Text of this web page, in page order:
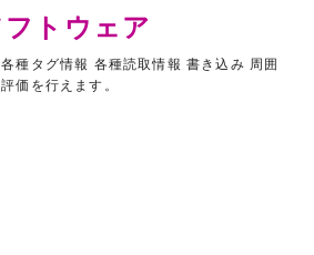
トウェア
種タグ情報 各種読取情報 書き込み 周囲
価を行えます。